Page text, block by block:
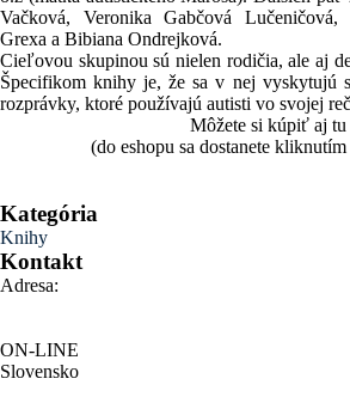
Vačková, Veronika Gabčová
Grexa a Bibiana Ondrejková.
Cieľovou skupinou sú nielen rodičia, ale aj
Špecifikom knihy je, že sa v nej vyskytujú
rozprávky, ktoré používajú autisti vo svojej
Môžete si kúpiť aj tu
(do eshopu sa dostanete
Kategória
Knihy
Kontakt
Adresa:
ON-LINE
Slovensko